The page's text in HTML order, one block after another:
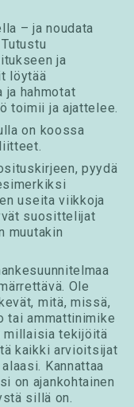
– ja noudata
ja
löytää
ja hahmotat
toimii ja ajattelee.
on koossa
pyydä
useita viikkoja
suosittelijat
muutakin
Ole
mitä, missä,
tai ammattinimike
millaisia tekijöitä
kaikki arvioitsijat
Kannattaa
on ajankohtainen
sillä on.